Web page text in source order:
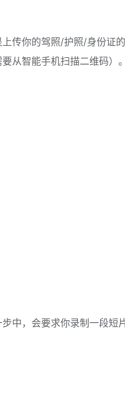
上传你的驾照/护照/身份证
从智能手机扫描二维码）。
中，会要求你录制一段短